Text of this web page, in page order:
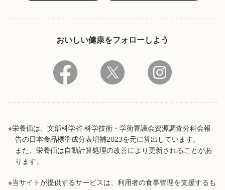
おいしい健康をフォローしよう
※栄養価は、文部科学省 科学技術・学術審議会資源調査分科会報
告の日本食品標準成分表増補2023を元に算出しています。
また、栄養価は自動計算処理の改善により更新されることがあ
ります。
※当サイトが提供するサービスは、利用者の食事管理を支援するも